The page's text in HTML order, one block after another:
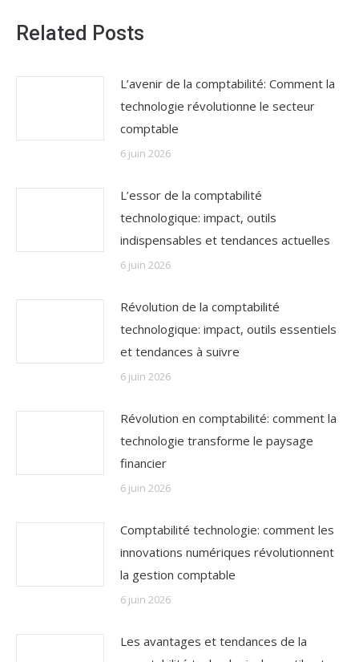
Related Posts
L’avenir de la comptabilité: Comment la
technologie révolutionne le secteur
comptable
6 juin 2026
L’essor de la comptabilité
technologique: impact, outils
indispensables et tendances actuelles
6 juin 2026
Révolution de la comptabilité
technologique: impact, outils essentiels
et tendances à suivre
6 juin 2026
Révolution en comptabilité: comment la
technologie transforme le paysage
financier
6 juin 2026
Comptabilité technologie: comment les
innovations numériques révolutionnent
la gestion comptable
6 juin 2026
Les avantages et tendances de la